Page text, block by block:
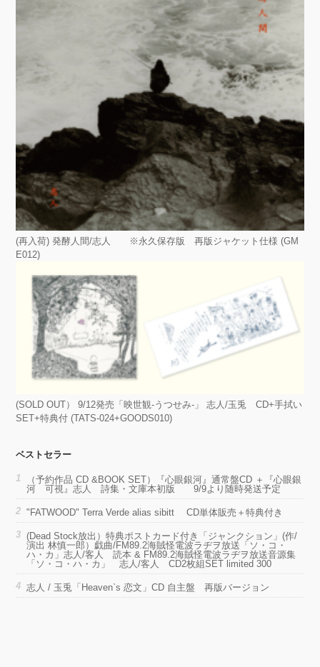
(再入荷) 発酵人間/志人 ※永久保存版 再版ジャケット仕様 (GM
E012)
(SOLD OUT） 9/12発売「映世観-うつせみ-」 志人/玉兎 CD+手拭い
SET+特典付 (TATS-024+GOODS010)
ベストセラー
（予約作品 CD &BOOK SET）『心眼銀河』通常盤CD ＋『心眼銀
河 可視』志人 詩集・文庫本初版 9/9より随時発送予定
"FATWOOD" Terra Verde alias sibitt CD単体販売＋特典付き
(Dead Stock放出）特典ポストカード付き「ジャンクション」(作/
演出 林慎一郎）戯曲/FM89.2海賊怪電波ラヂヲ放送「ソ・コ・
ハ・カ」志人/客人 読本 & FM89.2海賊怪電波ラヂヲ放送音源集
「ソ・コ・ハ・カ」 志人/客人 CD2枚組SET limited 300
志人 / 玉兎「Heaven`s 恋文」CD 自主盤 再版バージョン